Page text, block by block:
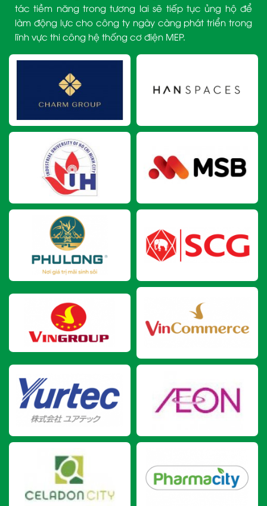
tác tiềm năng trong tương lai sẽ tiếp tục ủng hộ để
làm động lực cho công ty ngày càng phát triển trong
lĩnh vực thi công hệ thống cơ điện MEP.